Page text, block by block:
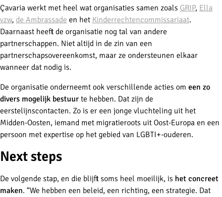
Çavaria werkt met heel wat organisaties samen zoals GRIP, Ella
vzw, de Ambrassade en het Kinderrechtencommissariaat.
Daarnaast heeft de organisatie nog tal van andere
partnerschappen. Niet altijd in de zin van een
partnerschapsovereenkomst, maar ze ondersteunen elkaar
wanneer dat nodig is.
De organisatie onderneemt ook verschillende acties om een zo
divers mogelijk bestuur te hebben. Dat zijn de
eerstelijnscontacten. Zo is er een jonge vluchteling uit het
Midden-Oosten, iemand met migratieroots uit Oost-Europa en een
persoon met expertise op het gebied van LGBTI+-ouderen.
Next steps
De volgende stap, en die blijft soms heel moeilijk, is het concreet
maken. “We hebben een beleid, een richting, een strategie. Dat